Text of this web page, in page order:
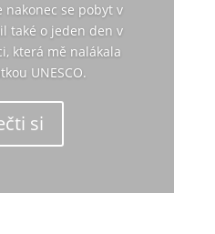
nakonec se pobyt v
také o jeden den v
která mě nalákala
UNESCO.
si